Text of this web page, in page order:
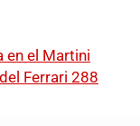
en el Martini
Ferrari 288